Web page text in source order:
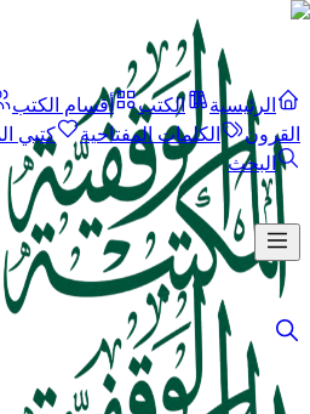
الرئيسية الكتب أقسام الكتب
القرون
الكلمات المفتاحية
كتبي
البحث